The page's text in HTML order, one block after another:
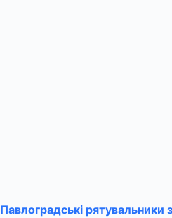
Павлоградські рятувальники